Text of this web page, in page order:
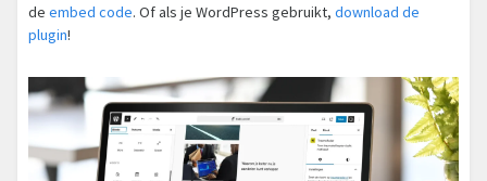
de embed code. Of als je WordPress gebruikt, download de
plugin!